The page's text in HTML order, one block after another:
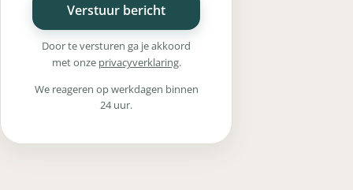
Verstuur bericht
Door te versturen ga je akkoord
met onze privacyverklaring.
We reageren op werkdagen binnen
24 uur.